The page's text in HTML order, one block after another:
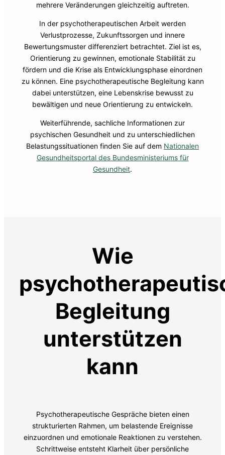
mehrere Veränderungen gleichzeitig auftreten.
In der psychotherapeutischen Arbeit werden
Verlustprozesse, Zukunftssorgen und innere
Bewertungsmuster differenziert betrachtet. Ziel ist es,
Orientierung zu gewinnen, emotionale Stabilität zu
fördern und die Krise als Entwicklungsphase einordnen
zu können. Eine psychotherapeutische Begleitung kann
dabei unterstützen, eine Lebenskrise bewusst zu
bewältigen und neue Orientierung zu entwickeln.
Weiterführende, sachliche Informationen zur
psychischen Gesundheit und zu unterschiedlichen
Belastungssituationen finden Sie auf dem Nationalen
Gesundheitsportal des Bundesministeriums für
Gesundheit.
Wie
Begleitung
unterstützen
kann
Psychotherapeutische Gespräche bieten einen
strukturierten Rahmen, um belastende Ereignisse
einzuordnen und emotionale Reaktionen zu verstehen.
Schrittweise entsteht Klarheit über persönliche